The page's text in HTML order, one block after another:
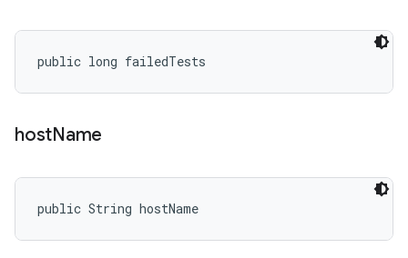
public long failedTests
hostName
public String hostName